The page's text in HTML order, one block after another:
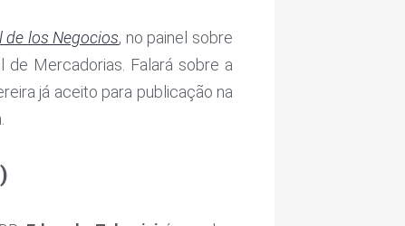
de los Negocios, no painel sobre
de Mercadorias. Falará sobre a
já aceito para publicação na